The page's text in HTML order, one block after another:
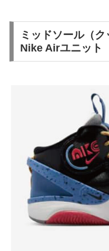
ミッドソール（
Nike Airユニット